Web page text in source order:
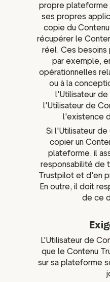
propre plateforme
ses propres
copie du
récupérer le
réel. Ces besoins
par exemple,
opérationnelles
ou à la
l'Utilisateur
l'Utilisateur de
l'existence
Si l'Utilisateur
copier un
plateforme, il
responsabilité de
Trustpilot et d'en
En outre, il doit
de ce
L'Utilisateur de
que le Contenu
sur sa plateforme